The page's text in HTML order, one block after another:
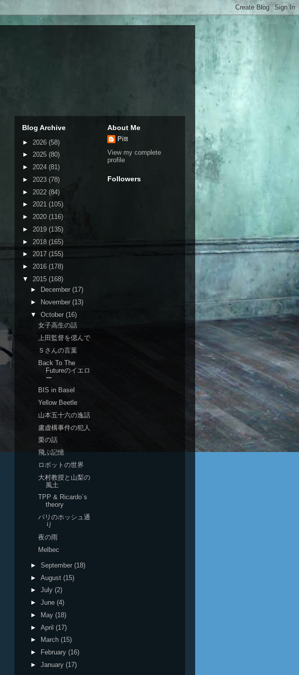
Blog Archive
► 2026 (58)
► 2025 (80)
► 2024 (81)
► 2023 (78)
► 2022 (84)
► 2021 (105)
► 2020 (116)
► 2019 (135)
► 2018 (165)
► 2017 (155)
► 2016 (178)
▼ 2015 (168)
►
December (17)
►
November (13)
▼ October (16)
女子高生の話
上田監督を偲んで
Ｓさんの言葉
Back To The
Futureのイエロ
ー
BIS in Basel
Yellow Beetle
山本五十六の逸話
盧虚構事件の犯人
栗の話
飛ぶ記憶
ロボットの世界
大村教授と山梨の
風土
TPP & Ricardo`s
theory
パリのホッシュ通
り
夜の雨
Melbec
► September (18)
► August (15)
► July (2)
► June (4)
►
May (18)
► April (17)
►
March (15)
►
February (16)
► January (17)
About Me
Pitt
View my complete
profile
Followers